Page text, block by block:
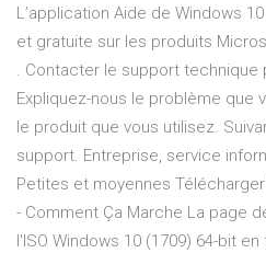
L’application Aide de Windows
et gratuite sur les produits
. Contacter le support technique
Expliquez-nous le problème que
le produit que vous utilisez.
support. Entreprise, service
Petites et moyennes
- Comment Ça Marche La page
l'ISO Windows 10 (1709) 64-bit